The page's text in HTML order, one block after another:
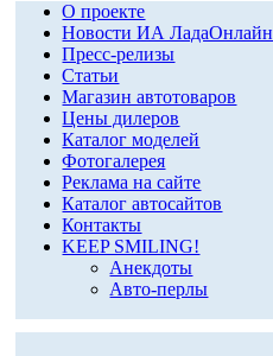
О проекте
Новости ИА ЛадаОнлайн
Пресс-релизы
Статьи
Магазин автотоваров
Цены дилеров
Каталог моделей
Фотогалерея
Реклама на сайте
Каталог автосайтов
Контакты
KEEP SMILING!
Анекдоты
Авто-перлы